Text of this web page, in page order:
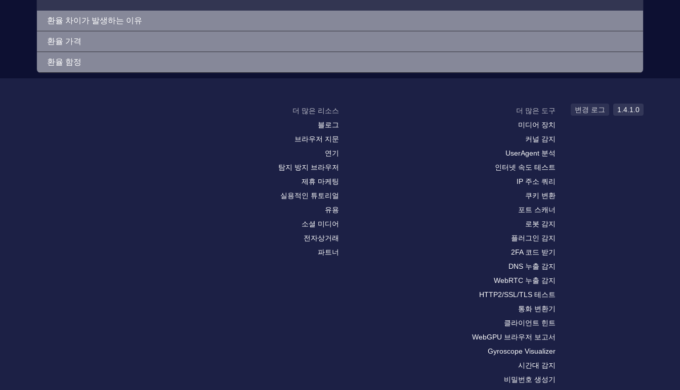
환율 차이가 발생하는 이유
환율 가격
환율 함정
더 많은 리소스
블로그
브라우저 지문
연기
탐지 방지 브라우저
제휴 마케팅
실용적인 튜토리얼
유용
소셜 미디어
전자상거래
파트너
더 많은 도구
미디어 장치
커널 감지
UserAgent 분석
인터넷 속도 테스트
IP 주소 쿼리
쿠키 변환
포트 스캐너
로봇 감지
플러그인 감지
2FA 코드 받기
DNS 누출 감지
WebRTC 누출 감지
HTTP2/SSL/TLS 테스트
통화 변환기
클라이언트 힌트
WebGPU 브라우저 보고서
Gyroscope Visualizer
시간대 감지
비밀번호 생성기
변경 로그 1.4.1.0